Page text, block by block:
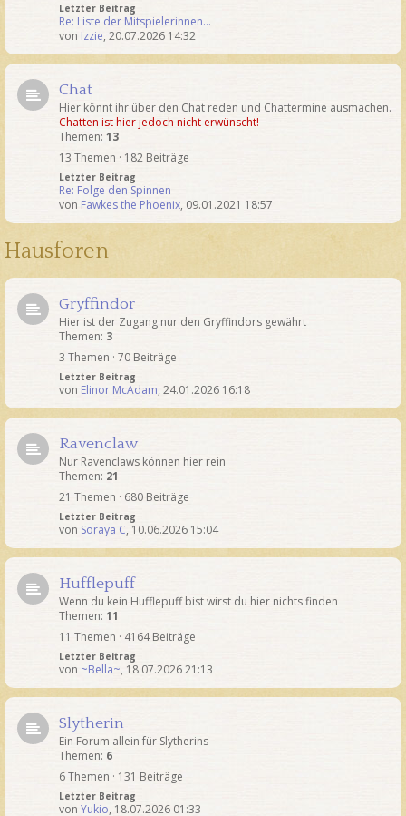
Letzter Beitrag
Re: Liste der Mitspielerinnen…
von Izzie, 20.07.2026 14:32
Chat
Hier könnt ihr über den Chat reden und Chattermine ausmachen.
Chatten ist hier jedoch nicht erwünscht!
Themen: 13
13 Themen · 182 Beiträge
Letzter Beitrag
Re: Folge den Spinnen
von Fawkes the Phoenix, 09.01.2021 18:57
Hausforen
Gryffindor
Hier ist der Zugang nur den Gryffindors gewährt
Themen: 3
3 Themen · 70 Beiträge
Letzter Beitrag
von Elinor McAdam, 24.01.2026 16:18
Ravenclaw
Nur Ravenclaws können hier rein
Themen: 21
21 Themen · 680 Beiträge
Letzter Beitrag
von Soraya C, 10.06.2026 15:04
Hufflepuff
Wenn du kein Hufflepuff bist wirst du hier nichts finden
Themen: 11
11 Themen · 4164 Beiträge
Letzter Beitrag
von ~Bella~, 18.07.2026 21:13
Slytherin
Ein Forum allein für Slytherins
Themen: 6
6 Themen · 131 Beiträge
Letzter Beitrag
von Yukio, 18.07.2026 01:33